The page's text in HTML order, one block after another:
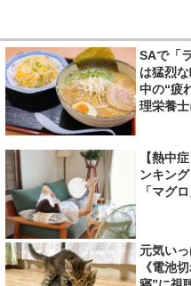
SAで「
は猛烈
中の“疲
理栄養士
【熱中
ンキン
「マグ
元気い
《電池